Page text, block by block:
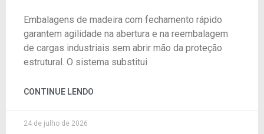
Embalagens de madeira com fechamento rápido
garantem agilidade na abertura e na reembalagem
de cargas industriais sem abrir mão da proteção
estrutural. O sistema substitui
CONTINUE LENDO
24 de julho de 2026